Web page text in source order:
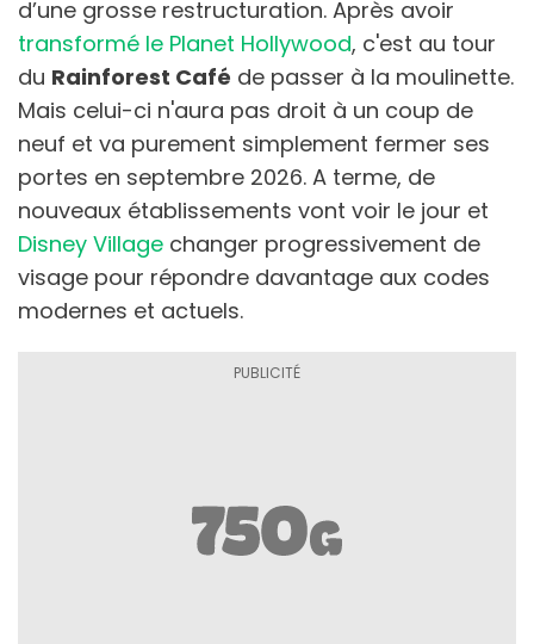
d’une grosse restructuration. Après avoir
transformé le Planet Hollywood, c'est au tour
du Rainforest Café de passer à la moulinette.
Mais celui-ci n'aura pas droit à un coup de
neuf et va purement simplement fermer ses
portes en septembre 2026. A terme, de
nouveaux établissements vont voir le jour et
Disney Village changer progressivement de
visage pour répondre davantage aux codes
modernes et actuels.